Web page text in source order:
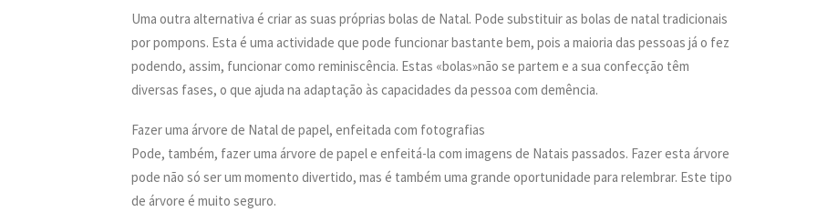
Uma outra alternativa é criar as suas próprias bolas de Natal. Pode substituir as bolas de natal tradicionais
por pompons. Esta é uma actividade que pode funcionar bastante bem, pois a maioria das pessoas já o fez
podendo, assim, funcionar como reminiscência. Estas «bolas»não se partem e a sua confecção têm
diversas fases, o que ajuda na adaptação às capacidades da pessoa com demência.
Fazer uma árvore de Natal de papel, enfeitada com fotografias
Pode, também, fazer uma árvore de papel e enfeitá-la com imagens de Natais passados. Fazer esta árvore
pode não só ser um momento divertido, mas é também uma grande oportunidade para relembrar. Este tipo
de árvore é muito seguro.